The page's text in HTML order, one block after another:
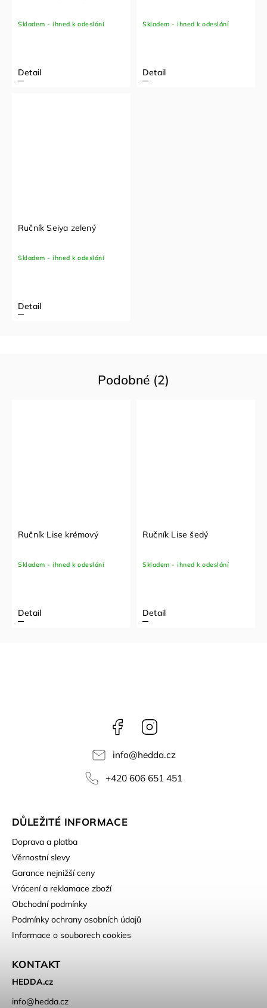
Skladem - ihned k odeslání
Detail
Skladem - ihned k odeslání
Detail
Ručník Seiya zelený
Skladem - ihned k odeslání
Detail
Podobné (2)
Ručník Lise krémový
Skladem - ihned k odeslání
Detail
Ručník Lise šedý
Skladem - ihned k odeslání
Detail
Facebook
info@hedda.cz
+420 606 651 451
DŮLEŽITÉ INFORMACE
Doprava a platba
Věrnostní slevy
Garance nejnižší ceny
Vrácení a reklamace zboží
Obchodní podmínky
Podmínky ochrany osobních údajů
Informace o souborech cookies
KONTAKT
HEDDA.cz
info@hedda.cz